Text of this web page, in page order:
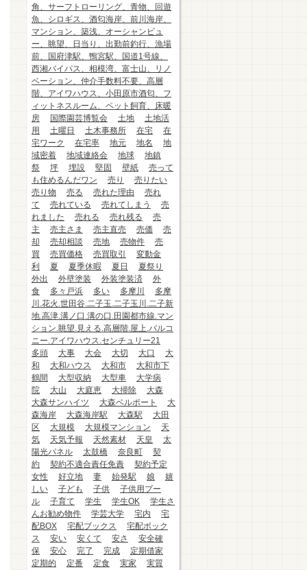
角、サーフトローリング、青物、回遊
魚、シロギス、酒匂海岸、前川海岸、
マンション、築浅、オーシャンビュ
ー、眺望、日当り、出勤前釣行、漁場
前、国府津駅、鴨宮駅、国道1号線、
西湘バイパス、相模湾、富士山、リノ
ベーション、仲介手数料不要、高層
階、アイワハウス、小田原市酒匂、フ
ィットネスルーム、ペット飼育、床暖
房
国際園芸博覧会 土地
土地活
用
土曜日 土木事務所 在宅
在
宅ワーク
在宅率 地元 地名
地
域密着
地域連絡会 地球
地鎮
祭
坪 埋設 堅固 壁紙
売って
も住めるんだワン
売り
売りたい
売り物
売る 売れた理由
売れ
て
売れている 売れてしまう
売
れました
売れる 売れ残る
売
主
売主さま 売主直売 売価
売
却
売却相談 売地 売物件
売
買
売買価格 売買取引
変動金
利
夏 夏季休暇 夏日
夏祭り
外出
外壁塗装 外装塗装済
外
食
多々戸浜 多い 多摩川
多摩
川.花火.世田谷.二子玉.二子玉川.二子新
地.高津.溝ノ口.溝の口.田園都市線.マン
ション.眺望.見える.高層階.屋上.バルコ
ニー.アイワハウス.センチュリー21
多頭
大事 大会 大切 大口
大
和
大和ハウス 大和市
大和市下
鶴間
大型収納 大型車
大学病
院
大山 大庭恵 大掃除
大森
大森サンハイツ
大森ベルポート
大
森海岸
大森海岸駅 大森駅
大田
区
大規模 大規模マンション
天
気
天気予報 天然素材 天皇
太
陽光パネル
太鼓橋 奈良町
契
約
契約不適合責任免責
契約予定
女性
好立地 妻 始発駅 娘
嬉
しい
子ども 子供
子供用プー
ル
子育て 学生 学生OK
学生さ
んお勧め物件
学芸大学 宅内
宅
配BOX
宅配ブックス
宅配ボック
ス
安い 安くて 安さ
安全確
保
安心 完了 完成
定期借家
定期的
定番 定食 実家
実質